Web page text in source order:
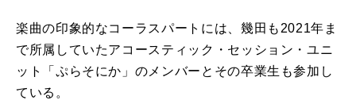
楽曲の印象的なコーラスパートには、幾田も 2021年ま
で所属していたアコースティック・セッション・ユニ
ット「ぷらそにか」のメンバーとその卒業生も参加し
ている。